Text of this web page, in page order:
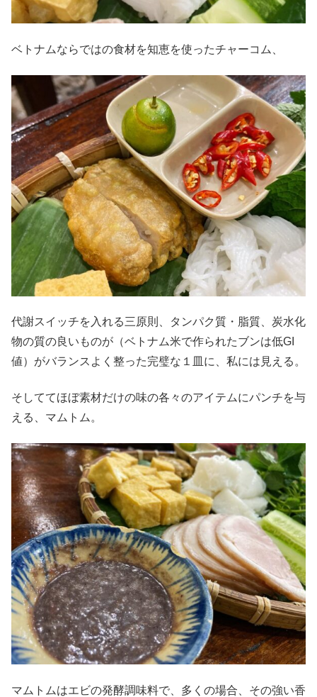
ベトナムならではの食材を知恵を使ったチャーコム、
代謝スイッチを入れる三原則、タンパク質・脂質、炭水化
物の質の良いものが（ベトナム米で作られたブンは低GI
値）がバランスよく整った完璧な１皿に、私には見える。
そしててほぼ素材だけの味の各々のアイテムにパンチを与
える、マムトム。
マムトムはエビの発酵調味料で、多くの場合、その強い香